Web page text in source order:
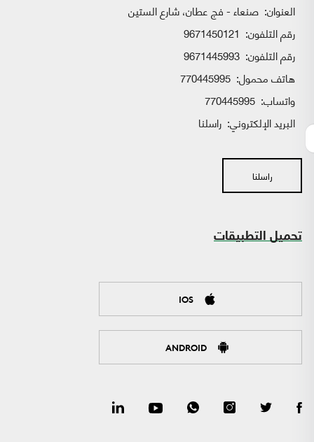
العنوان: صنعاء - فج عطان، شارع الستين
رقم التلفون: 9671450121
رقم التلفون: 9671445993
هاتف محمول: 770445995
واتساب:
البريد الإلكتروني: راسلنا
راسلنا
تحميل التطبيقات
IOS
ANDROID